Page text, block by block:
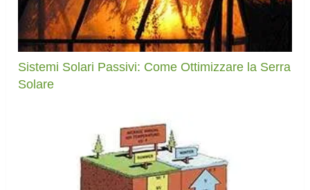
Sistemi Solari Passivi: Come Ottimizzare la Serra
Solare